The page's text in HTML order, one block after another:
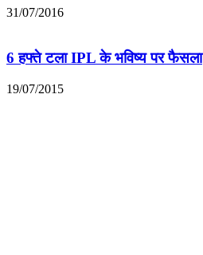
31/07/2016
6 हफ्ते टला IPL के भविष्य पर फैसला
19/07/2015